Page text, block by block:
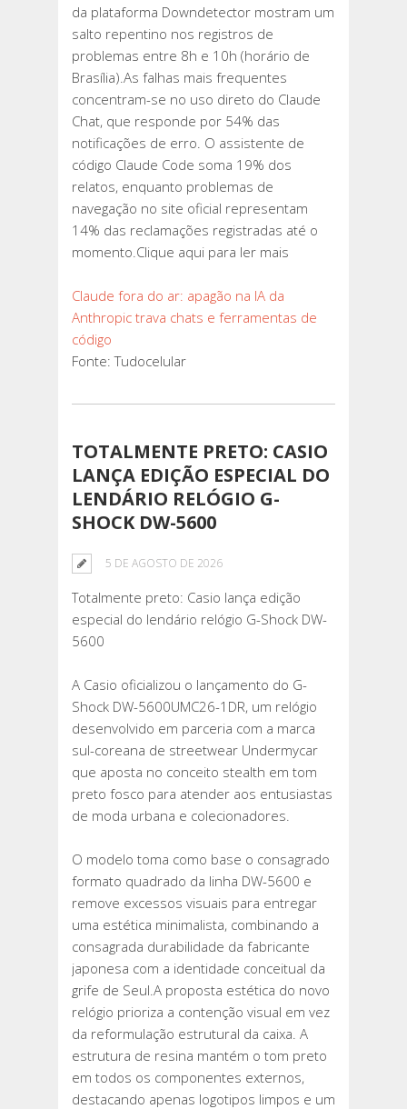
da plataforma Downdetector mostram um
salto repentino nos registros de
problemas entre 8h e 10h (horário de
Brasília).As falhas mais frequentes
concentram-se no uso direto do Claude
Chat, que responde por 54% das
notificações de erro. O assistente de
código Claude Code soma 19% dos
relatos, enquanto problemas de
navegação no site oficial representam
14% das reclamações registradas até o
momento.Clique aqui para ler mais
Claude fora do ar: apagão na IA da
Anthropic trava chats e ferramentas de
código
Fonte: Tudocelular
TOTALMENTE PRETO: CASIO
LANÇA EDIÇÃO ESPECIAL DO
LENDÁRIO RELÓGIO G-
SHOCK DW-5600
5 DE AGOSTO DE 2026
Totalmente preto: Casio lança edição
especial do lendário relógio G-Shock DW-
5600
A Casio oficializou o lançamento do G-
Shock DW-5600UMC26-1DR, um relógio
desenvolvido em parceria com a marca
sul-coreana de streetwear Undermycar
que aposta no conceito stealth em tom
preto fosco para atender aos entusiastas
de moda urbana e colecionadores.
O modelo toma como base o consagrado
formato quadrado da linha DW-5600 e
remove excessos visuais para entregar
uma estética minimalista, combinando a
consagrada durabilidade da fabricante
japonesa com a identidade conceitual da
grife de Seul.A proposta estética do novo
relógio prioriza a contenção visual em vez
da reformulação estrutural da caixa. A
estrutura de resina mantém o tom preto
em todos os componentes externos,
destacando apenas logotipos limpos e um